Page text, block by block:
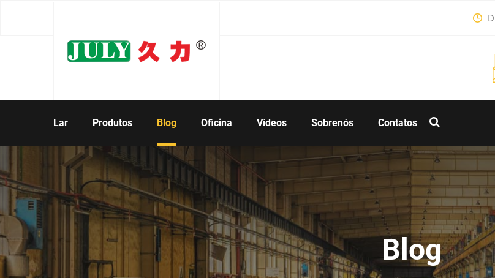
Lar Produtos Blog Oficina Vídeos Sobrenós Contatos
Blog